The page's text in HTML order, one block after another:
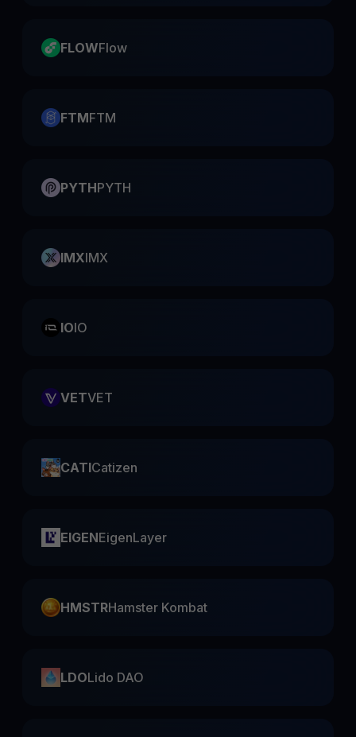
FLOWFlow
FTMFTM
PYTHPYTH
IMXIMX
IOIO
VETVET
CATICatizen
EIGENEigenLayer
HMSTRHamster Kombat
LDOLido DAO